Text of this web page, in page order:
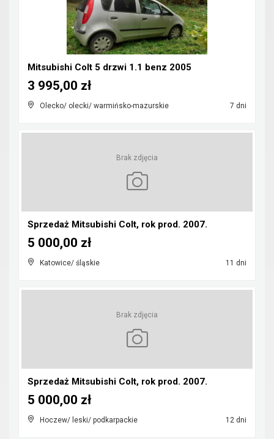
Mitsubishi Colt 5 drzwi 1.1 benz 2005
Olecko/ olecki/ warmińsko-mazurskie 7 dni
3 995,00 zł
Brak zdjęcia
Sprzedaż Mitsubishi Colt, rok prod. 2007.
Katowice/ śląskie 11 dni
5 000,00 zł
Brak zdjęcia
Sprzedaż Mitsubishi Colt, rok prod. 2007.
Hoczew/ leski/ podkarpackie 12 dni
5 000,00 zł